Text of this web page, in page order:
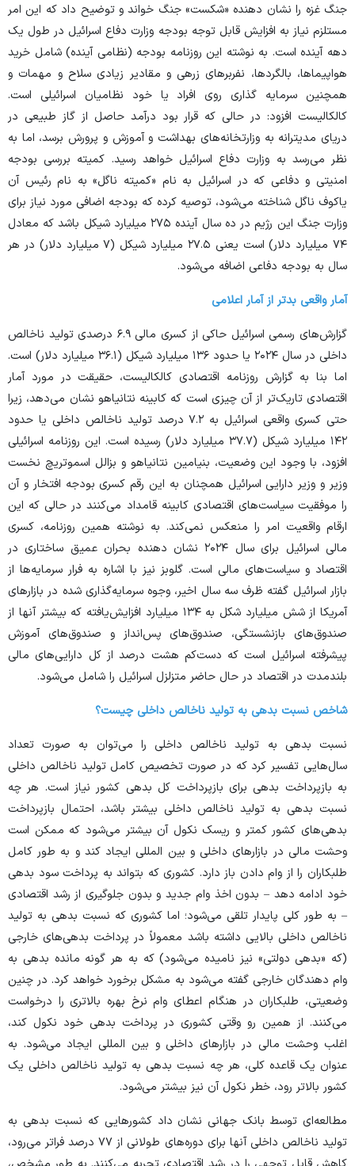
جنگ غزه را نشان دهنده «شکست» جنگ خواند و توضیح داد که این امر
مستلزم نیاز به افزایش قابل توجه بودجه وزارت دفاع اسرائیل در طول یک
دهه آینده است. به نوشته این روزنامه بودجه (نظامی آینده) شامل خرید
هواپیماها، بالگردها، نفربر‌های زرهی و مقادیر زیادی سلاح و مهمات و
همچنین سرمایه گذاری روی افراد یا خود نظامیان اسرائیلی است.
کالکالیست افزود: در حالی که قرار بود درآمد حاصل از گاز طبیعی در
دریای مدیترانه به وزارتخانه‌های بهداشت و آموزش و پرورش برسد، اما به
نظر می‌رسد به وزارت دفاع اسرائیل خواهد رسید. کمیته بررسی بودجه
امنیتی و دفاعی که در اسرائیل به نام «کمیته ناگل» به نام رئیس آن
یاکوف ناگل شناخته می‌شود، توصیه کرده که بودجه اضافی مورد نیاز برای
وزارت جنگ این رژیم در ده سال آینده ۲۷۵ میلیارد شیکل باشد که معادل
۷۴ میلیارد دلار) است یعنی ۲۷.۵ میلیارد شیکل (۷ میلیارد دلار) در هر
سال به بودجه دفاعی اضافه می‌شود.
آمار واقعی بدتر از آمار اعلامی
گزارش‌های رسمی اسرائیل حاکی از کسری مالی ۶.۹ درصدی تولید ناخالص
داخلی در سال ۲۰۲۴ یا حدود ۱۳۶ میلیارد شیکل (۳۶.۱ میلیارد دلار) است.
اما بنا به گزارش روزنامه اقتصادی کالکالیست، حقیقت در مورد آمار
اقتصادی تاریک‌تر از آن چیزی است که کابینه نتانیاهو نشان می‌دهد، زیرا
حتی کسری واقعی اسرائیل به ۷.۲ درصد تولید ناخالص داخلی یا حدود
۱۴۲ میلیارد شیکل (۳۷.۷ میلیارد دلار) رسیده است. این روزنامه اسرائیلی
افزود، با وجود این وضعیت، بنیامین نتانیاهو و بزالل اسموتریچ نخست
وزیر و وزیر دارایی اسرائیل همچنان به این رقم کسری بودجه افتخار و آن
را موفقیت سیاست‌های اقتصادی کابینه قامداد می‌کنند در حالی که این
ارقام واقعیت امر را منعکس نمی‌کند. به نوشته همین روزنامه، کسری
مالی اسرائیل برای سال ۲۰۲۴ نشان دهنده بحران عمیق ساختاری در
اقتصاد و سیاست‌های مالی است. گلوبز نیز با اشاره به فرار سرمایه‌ها از
بازار اسرائیل گفته ظرف سه سال اخیر، وجوه سرمایه‌گذاری شده در بازار‌های
آمریکا از شش میلیارد شکل به ۱۳۴ میلیارد افزایش‌یافته که بیشتر آنها از
صندوق‌های بازنشستگی، صندوق‌های پس‌انداز و صندوق‌های آموزش
پیشرفته اسرائیل است که دست‌کم هشت درصد از کل دارایی‌های مالی
بلندمدت در اقتصاد در حال حاضر متزلزل اسرائیل را شامل می‌شود.
شاخص نسبت بدهی به تولید ناخالص داخلی چیست؟
نسبت بدهی به تولید ناخالص داخلی را می‌توان به صورت تعداد
سال‌هایی تفسیر کرد که در صورت تخصیص کامل تولید ناخالص داخلی
به بازپرداخت بدهی برای بازپرداخت کل بدهی کشور نیاز است. هر چه
نسبت بدهی به تولید ناخالص داخلی بیشتر باشد، احتمال بازپرداخت
بدهی‌های کشور کمتر و ریسک نکول آن بیشتر می‌شود که ممکن است
وحشت مالی در بازار‌های داخلی و بین المللی ایجاد کند و به طور کامل
طلبکاران را از وام دادن باز دارد. کشوری که بتواند به پرداخت سود بدهی
خود ادامه دهد – بدون اخذ وام جدید و بدون جلوگیری از رشد اقتصادی
– به طور کلی پایدار تلقی می‌شود؛ اما کشوری که نسبت بدهی به تولید
ناخالص داخلی بالایی داشته باشد معمولاً در پرداخت بدهی‌های خارجی
(که «بدهی دولتی» نیز نامیده می‌شود) که به هر گونه مانده بدهی به
وام دهندگان خارجی گفته می‌شود به مشکل برخورد خواهد کرد. در چنین
وضعیتی، طلبکاران در هنگام اعطای وام نرخ بهره بالاتری را درخواست
می‌کنند. از همین رو وقتی کشوری در پرداخت بدهی خود نکول کند،
اغلب وحشت مالی در بازار‌های داخلی و بین المللی ایجاد می‌شود. به
عنوان یک قاعده کلی، هر چه نسبت بدهی به تولید ناخالص داخلی یک
کشور بالاتر رود، خطر نکول آن نیز بیشتر می‌شود.
مطالعه‌ای توسط بانک جهانی نشان داد کشور‌هایی که نسبت بدهی به
تولید ناخالص داخلی آنها برای دوره‌های طولانی از ۷۷ درصد فراتر می‌رود،